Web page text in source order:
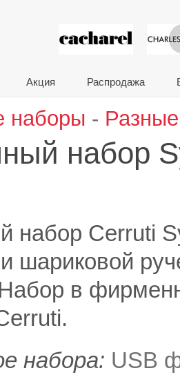
VIP
Акция Распродажа
наборы -
набор
набор Cerruti
шариковой
в
набора: USB